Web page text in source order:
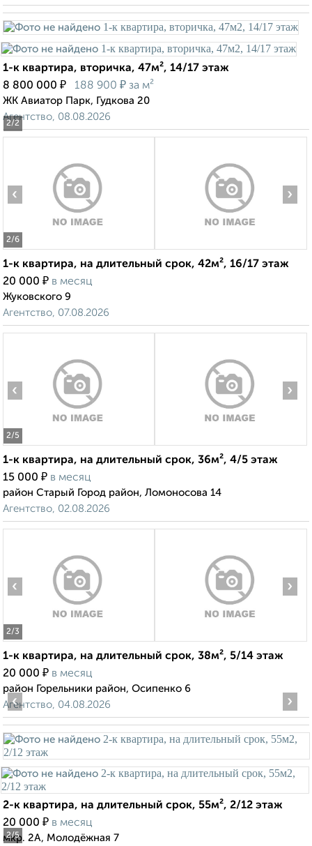
2/2
1-к квартира, вторичка, 47м², 14/17 этаж
8 800 000 ₽ 188 900 ₽ за м²
ЖК Авиатор Парк, Гудкова 20
Агентство, 08.08.2026
2/6
‹ ›
1-к квартира, на длительный срок, 42м², 16/17 этаж
20 000 ₽ в месяц
Жуковского 9
Агентство, 07.08.2026
2/5
‹ ›
1-к квартира, на длительный срок, 36м², 4/5 этаж
15 000 ₽ в месяц
район Старый Город район, Ломоносова 14
Агентство, 02.08.2026
2/3
‹ ›
1-к квартира, на длительный срок, 38м², 5/14 этаж
20 000 ₽ в месяц
район Горельники район, Осипенко 6
Агентство, 04.08.2026
2/5
‹ ›
2-к квартира, на длительный срок, 55м², 2/12 этаж
20 000 ₽ в месяц
мкр. 2А, Молодёжная 7